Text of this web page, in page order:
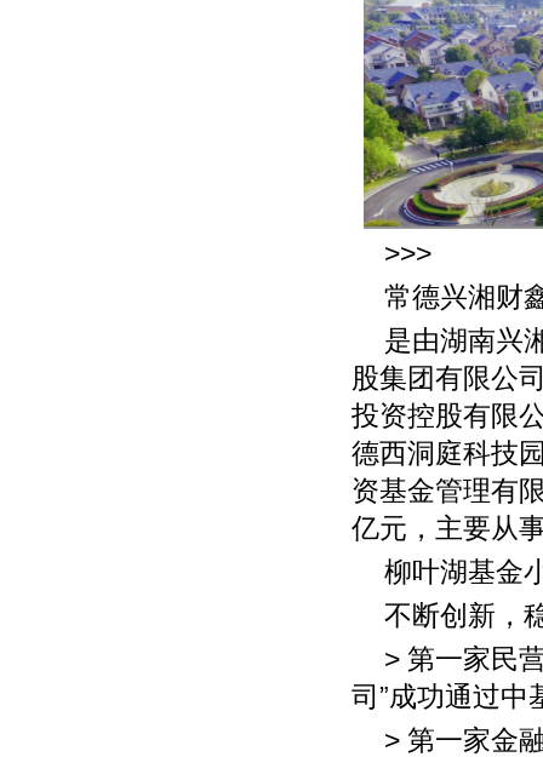
>>>
常德兴湘财
是由湖南兴
股集团有限公
投资控股有限
德西洞庭科技
资基金管理有
亿元，主要从
柳叶湖基金
不断创新，
> 第一家民
司”成功通过中
> 第一家金